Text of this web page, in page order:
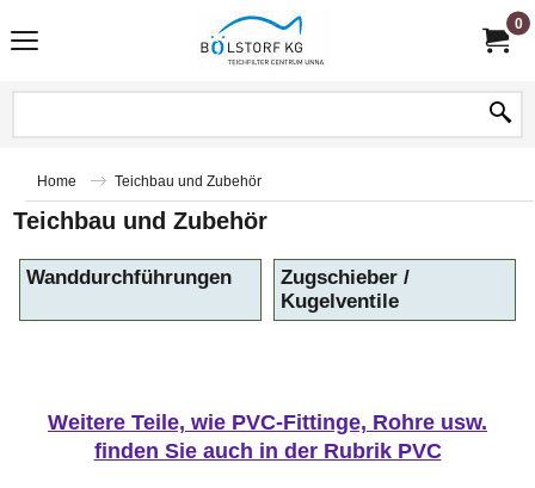
0
Home Teichbau und Zubehör
Teichbau und Zubehör
Wanddurchführungen
Zugschieber /
Kugelventile
Weitere Teile, wie PVC-Fittinge, Rohre usw.
finden Sie auch in der Rubrik PVC